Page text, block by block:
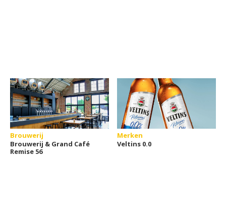
Brouwerij
Brouwerij & Grand Café
Remise 56
Merken
Veltins 0.0